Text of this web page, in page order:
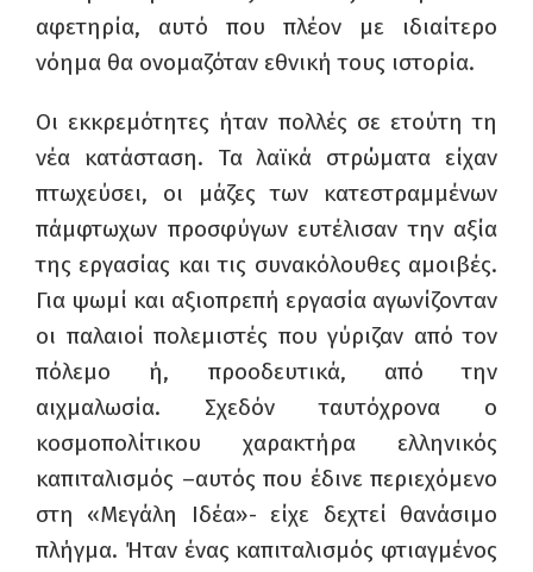
αφετηρία, αυτό που πλέον με ιδιαίτερο
νόημα θα ονομαζόταν εθνική τους ιστορία.
Οι εκκρεμότητες ήταν πολλές σε ετούτη τη
νέα κατάσταση. Τα λαϊκά στρώματα είχαν
πτωχεύσει, οι μάζες των κατεστραμμένων
πάμφτωχων προσφύγων ευτέλισαν την αξία
της εργασίας και τις συνακόλουθες αμοιβές.
Για ψωμί και αξιοπρεπή εργασία αγωνίζονταν
οι παλαιοί πολεμιστές που γύριζαν από τον
πόλεμο ή, προοδευτικά, από την
αιχμαλωσία. Σχεδόν ταυτόχρονα ο
κοσμοπολίτικου χαρακτήρα ελληνικός
καπιταλισμός –αυτός που έδινε περιεχόμενο
στη «Μεγάλη Ιδέα»- είχε δεχτεί θανάσιμο
πλήγμα. Ήταν ένας καπιταλισμός φτιαγμένος